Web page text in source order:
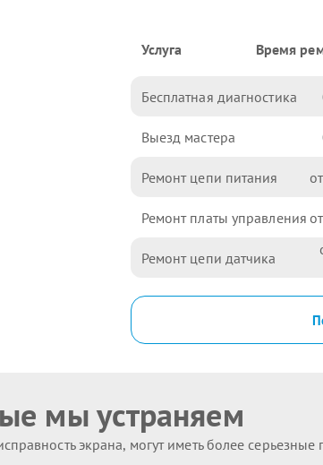
Услуга Время
Бесплатная диагностика
Выезд мастера
Ремонт цепи питания
Ремонт платы управления
Ремонт цепи датчика
мы устраняем
экрана, могут иметь более